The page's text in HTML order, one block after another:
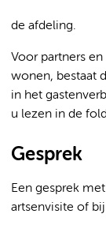
de afdeling.
Voor partners
wonen, bestaat
in het
u lezen in de
Gesprek
Een gesprek
artsenvisite of